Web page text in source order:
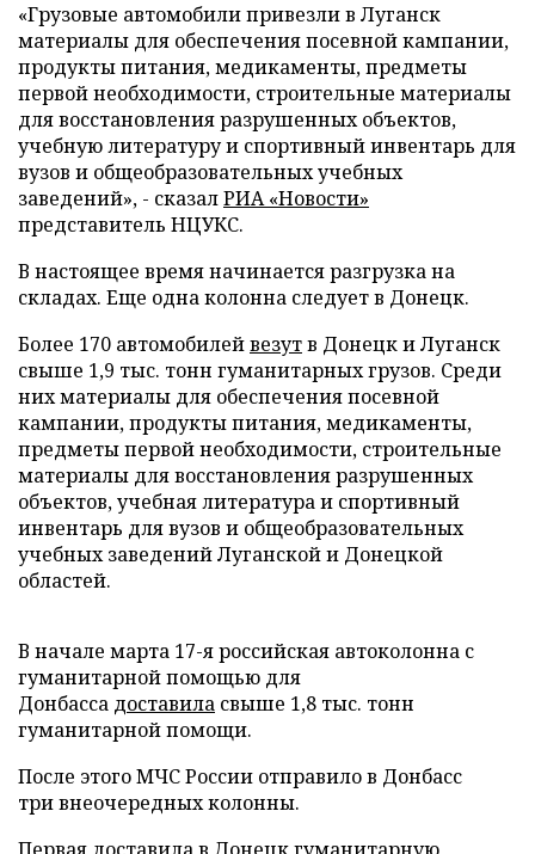
«Грузовые автомобили привезли в Луганск
материалы для обеспечения посевной кампании,
продукты питания, медикаменты, предметы
первой необходимости, строительные материалы
для восстановления разрушенных объектов,
учебную литературу и спортивный инвентарь для
вузов и общеобразовательных учебных
заведений», - сказалРИА «Новости»
представитель НЦУКС.
В настоящее время начинается разгрузка на
складах. Еще одна колонна следует в Донецк.
Более 170 автомобилейвезутв Донецк и Луганск
свыше 1,9 тыс. тонн гуманитарных грузов. Среди
них материалы для обеспечения посевной
кампании, продукты питания, медикаменты,
предметы первой необходимости, строительные
материалы для восстановления разрушенных
объектов, учебная литература и спортивный
инвентарь для вузов и общеобразовательных
учебных заведений Луганской и Донецкой
областей.
В начале марта 17-я российская автоколонна с
гуманитарной помощью для
Донбасса доставила свыше 1,8 тыс. тонн
гуманитарной помощи.
После этого МЧС России отправило в Донбасс
три внеочередных колонны.